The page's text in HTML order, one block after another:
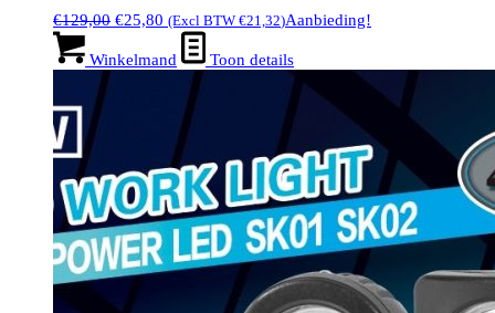
€129,00 Oorspronkelijke
was:
€129,00.
€25,80 Huidige
prijs
is:
€25,80.
(Excl BTW €21,32)Aanbieding!
Winkelmand Toon details